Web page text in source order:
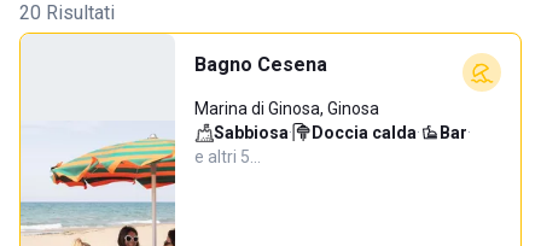
20 Risultati
Bagno Cesena
Marina di Ginosa, Ginosa
Sabbiosa· Doccia calda· Bar·
e altri 5…